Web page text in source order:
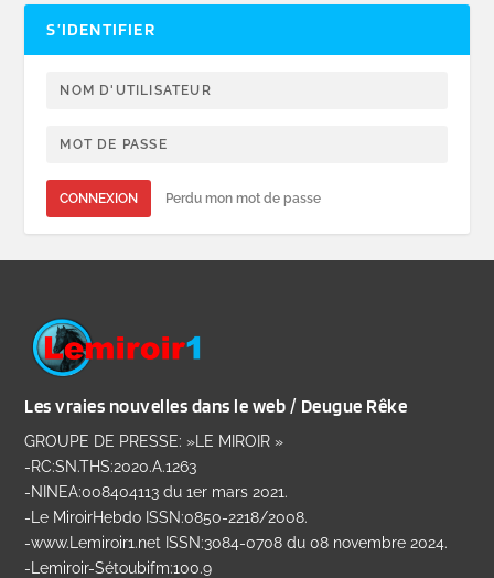
S’IDENTIFIER
CONNEXION Perdu mon mot de passe
Les vraies nouvelles dans le web / Deugue Rêke
GROUPE DE PRESSE: »LE MIROIR »
-RC:SN.THS:2020.A.1263
-NINEA:008404113 du 1er mars 2021.
-Le MiroirHebdo ISSN:0850-2218/2008.
-www.Lemiroir1.net ISSN:3084-0708 du 08 novembre 2024.
-Lemiroir-Sétoubifm:100.9